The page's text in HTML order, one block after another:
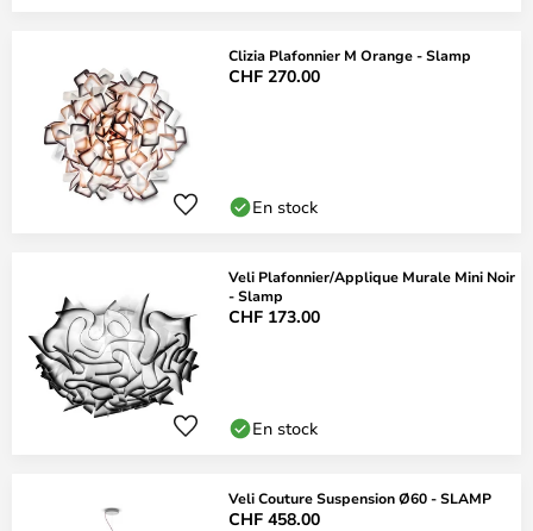
Clizia Plafonnier M Orange - Slamp
CHF 270.00
En stock
Veli Plafonnier/Applique Murale Mini Noir
- Slamp
CHF 173.00
En stock
Veli Couture Suspension Ø60 - SLAMP
CHF 458.00